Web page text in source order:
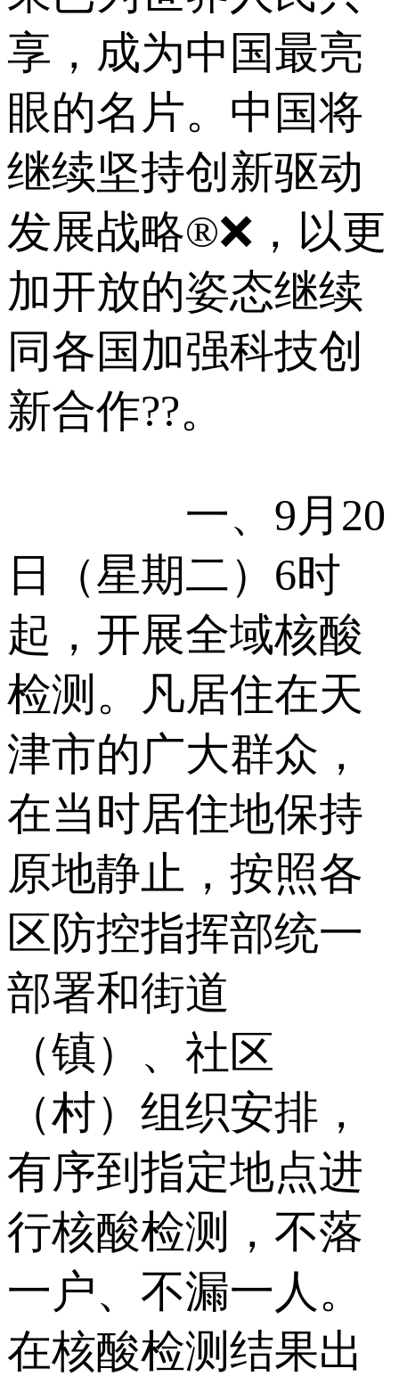
享，成为中国最亮
眼的名片。中国将
继续坚持创新驱动
发展战略®❌，以更
加开放的姿态继续
同各国加强科技创
新合作??。
一、9月20
日（星期二）6时
起，开展全域核酸
检测。凡居住在天
津市的广大群众，
在当时居住地保持
原地静止，按照各
区防控指挥部统一
部署和街道
（镇）、社区
（村）组织安排，
有序到指定地点进
行核酸检测，不落
一户、不漏一人。
在核酸检测结果出